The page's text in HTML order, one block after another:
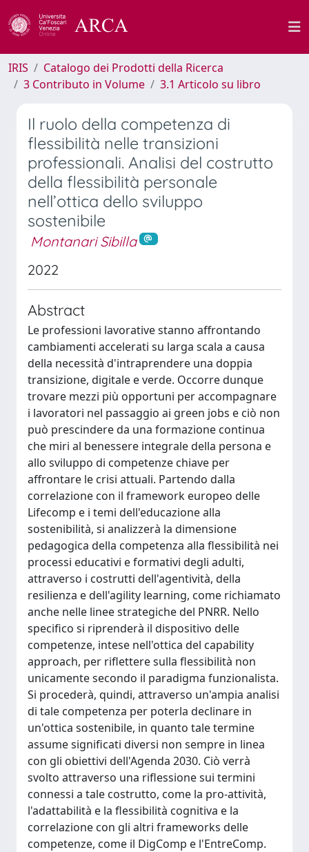
IRIS
Catalogo dei Prodotti della Ricerca
3 Contributo in Volume
3.1 Articolo su libro
Il ruolo della competenza di
flessibilità nelle transizioni
professionali. Analisi del costrutto
della flessibilità personale
nell’ottica dello sviluppo
sostenibile
Montanari Sibilla
2022
Abstract
Le professioni lavorative stanno affrontando
cambiamenti accelerati su larga scala a causa
della necessità d'intraprendere una doppia
transizione, digitale e verde. Occorre dunque
trovare mezzi più opportuni per accompagnare
i lavoratori nel passaggio ai green jobs e ciò non
può prescindere da una formazione continua
che miri al benessere integrale della persona e
allo sviluppo di competenze chiave per
affrontare le crisi attuali. Partendo dalla
correlazione con il framework europeo delle
Lifecomp e i temi dell'educazione alla
sostenibilità, si analizzerà la dimensione
pedagogica della competenza alla flessibilità nei
processi educativi e formativi degli adulti,
attraverso i costrutti dell'agentività, della
resilienza e dell'agility learning, come richiamato
anche nelle linee strategiche del PNRR. Nello
specifico si riprenderà il dispositivo delle
competenze, intese nell'ottica del capability
approach, per riflettere sulla flessibilità non
unicamente secondo il paradigma funzionalista.
Si procederà, quindi, attraverso un'ampia analisi
di tale competenza per poterla declinare in
un'ottica sostenibile, in quanto tale termine
assume significati diversi non sempre in linea
con gli obiettivi dell'Agenda 2030. Ciò verrà
svolto attraverso una riflessione sui termini
connessi a tale costrutto, come la pro-attività,
l'adattabilità e la flessibilità cognitiva e la
correlazione con gli altri frameworks delle
competenze, come il DigComp e l'EntreComp.